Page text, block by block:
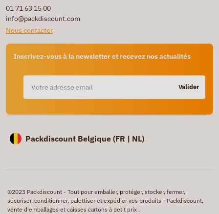
01 71 63 15 00
info@packdiscount.com
Nous contacter
Inscrivez-vous à la newsletter et recevez nos actualités
Valider
Packdiscount Belgique (FR | NL)
©2023 Packdiscount - Tout pour emballer, protéger, stocker, fermer,
sécuriser, conditionner, palettiser et expédier vos produits - Packdiscount,
vente d'emballages et caisses cartons à petit prix .